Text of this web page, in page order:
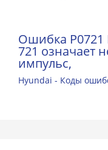
Ошибка P0721
721 означает
импульс,
Hyundai - Коды